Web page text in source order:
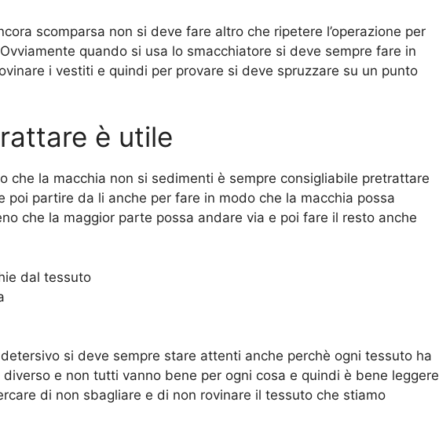
scomparsa non si deve fare altro che ripetere l’operazione per
quando si usa lo smacchiatore si deve sempre fare in
i vestiti e quindi per provare si deve spruzzare su un punto
è utile
che la macchia non si sedimenti è sempre consigliabile pretrattare
poi partire da li anche per fare in modo che la macchia possa
che la maggior parte possa andare via e poi fare il resto anche
dal tessuto
si deve sempre stare attenti anche perchè ogni tessuto ha
e non tutti vanno bene per ogni cosa e quindi è bene leggere
di non sbagliare e di non rovinare il tessuto che stiamo